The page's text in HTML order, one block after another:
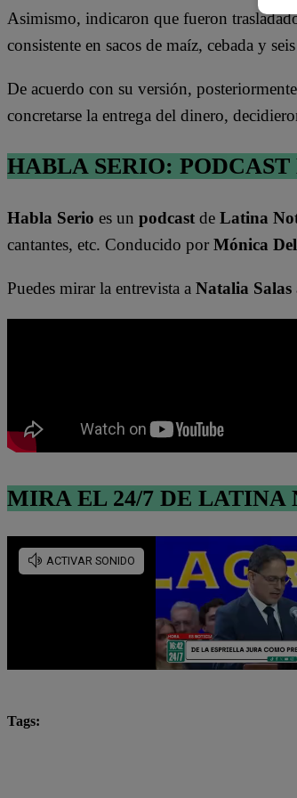
detenido
Asimismo, indicaron que fueron
consistente en sacos de maíz, cebada y
De acuerdo con su versión,
concretarse la entrega del dinero,
HABLA SERIO:
Habla Serio es un podcast de Latina
cantantes, etc. Conducido por Mónica
Puedes mirar la entrevista a Natalia Salas
MIRA EL 24/7 DE LATINA
Tags: